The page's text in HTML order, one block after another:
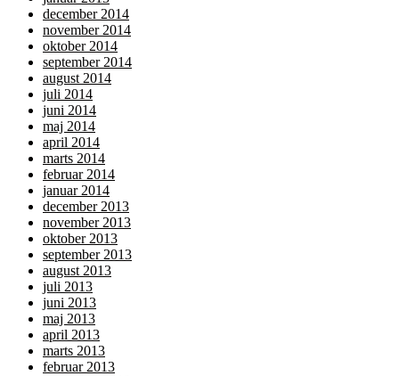
december 2014
november 2014
oktober 2014
september 2014
august 2014
juli 2014
juni 2014
maj 2014
april 2014
marts 2014
februar 2014
januar 2014
december 2013
november 2013
oktober 2013
september 2013
august 2013
juli 2013
juni 2013
maj 2013
april 2013
marts 2013
februar 2013